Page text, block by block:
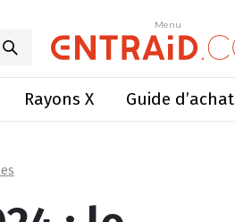
Menu
Rayons X Guide d’achat
Menu
de la majorité présidentielle